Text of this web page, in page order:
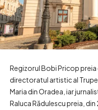
Regizorul Bobi Pricop
directoratul artistic al
Maria din Oradea, iar
Raluca Rădulescu preia,